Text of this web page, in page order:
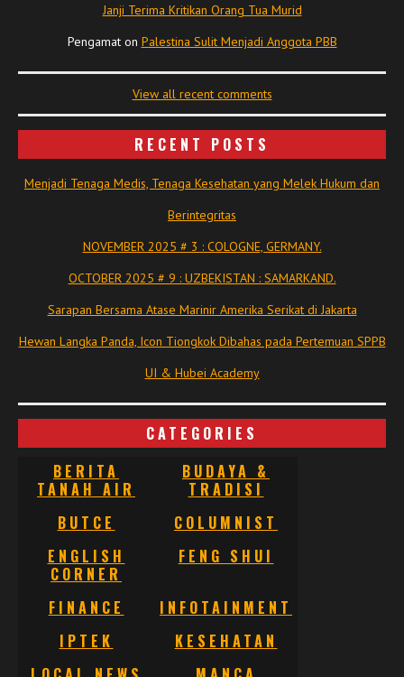
Janji Terima Kritikan Orang Tua Murid
Pengamaton Palestina Sulit Menjadi Anggota PBB
View all recent comments
RECENT POSTS
Menjadi Tenaga Medis, Tenaga Kesehatan yang Melek Hukum dan
Berintegritas
NOVEMBER 2025 # 3 : COLOGNE, GERMANY.
OCTOBER 2025 # 9 : UZBEKISTAN : SAMARKAND.
Sarapan Bersama Atase Marinir Amerika Serikat di Jakarta
Hewan Langka Panda, Icon Tiongkok Dibahas pada Pertemuan SPPB
UI & Hubei Academy
CATEGORIES
BERITA
TANAH AIR
BUDAYA &
TRADISI
BUTCE
COLUMNIST
ENGLISH
CORNER
FENG SHUI
FINANCE
INFOTAINMENT
IPTEK
KESEHATAN